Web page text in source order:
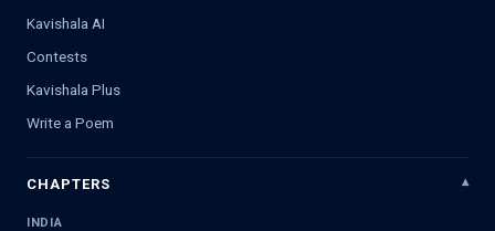
Kavishala AI
Contests
Kavishala Plus
Write a Poem
CHAPTERS
INDIA